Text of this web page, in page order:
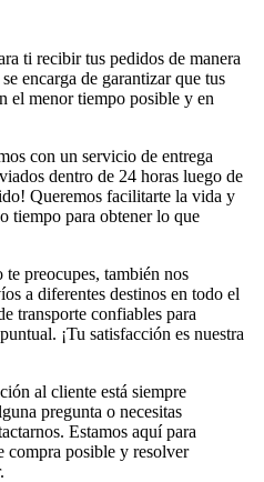
ti recibir tus pedidos de manera
encarga de garantizar que tus
el menor tiempo posible y en
con un servicio de entrega
dentro de 24 horas luego de
Queremos facilitarte la vida y
tiempo para obtener lo que
preocupes, también nos
a diferentes destinos en todo el
transporte confiables para
¡Tu satisfacción es nuestra
al cliente está siempre
pregunta o necesitas
Estamos aquí para
compra posible y resolver